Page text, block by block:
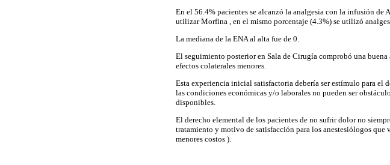
En el 56.4% pacientes se alcanzó la analgesia con la infusión de
utilizar Morfina , en el mismo porcentaje (4.3%) se utilizó
La mediana de la ENA al alta fue de 0.
El seguimiento posterior en Sala de Cirugía comprobó una
efectos colaterales menores.
Esta experiencia inicial satisfactoria debería ser estímulo para el
las condiciones económicas y/o laborales no pueden ser
disponibles.
El derecho elemental de los pacientes de no sufrir dolor no
tratamiento y motivo de satisfacción para los anestesiólogos
menores costos ).